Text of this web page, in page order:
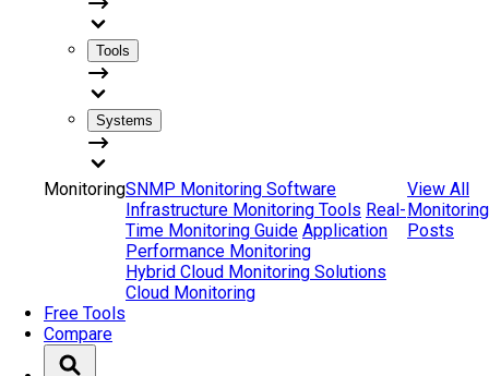
Tools
Systems
MonitoringSNMP Monitoring Software
Infrastructure Monitoring Tools Real-
Time Monitoring Guide Application
Performance Monitoring
Hybrid Cloud Monitoring Solutions
Cloud Monitoring
View All
Monitoring
Posts
Free Tools
Compare